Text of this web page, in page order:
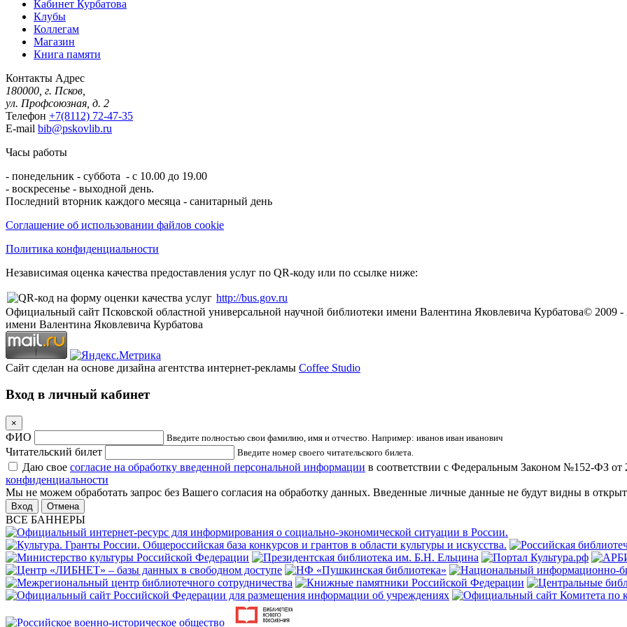
Кабинет Курбатова
Клубы
Коллегам
Магазин
Книга памяти
Контакты Адрес
180000, г. Псков,
ул. Профсоюзная, д. 2
Телефон +7(8112) 72-47-35
E-mail bib@pskovlib.ru
Часы работы
- понедельник - суббота - с 10.00 до 19.00
- воскресенье - выходной день.
Последний вторник каждого месяца - санитарный день
Соглашение об использовании файлов cookie
Политика конфиденциальности
Независимая оценка качества предоставления услуг по QR-коду или по ссылке ниже:
http://bus.gov.ru
Официальный сайт Псковской областной универсальной научной библиотеки имени Валентина Яковлевича Курбатова© 2009 -
имени Валентина Яковлевича Курбатова
Сайт сделан на основе дизайна агентства интернет-рекламы Coffee Studio
Вход в личный кабинет
×
ФИО Введите полностью свои фамилию, имя и отчество. Например: иванов иван иванович
Читательский билет Введите номер своего читательского билета.
Даю свое согласие на обработку введенной персональной информации в соответствии с Федеральным Законом №152-ФЗ
конфиденциальности
Мы не можем обработать запрос без Вашего согласия на обработку данных. Введенные личные данные не будут видны в
Отмена
ВСЕ БАННЕРЫ